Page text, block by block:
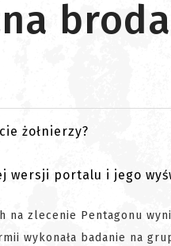
wersji portalu i jego
na zlecenie Pentagonu
wykonała badanie na